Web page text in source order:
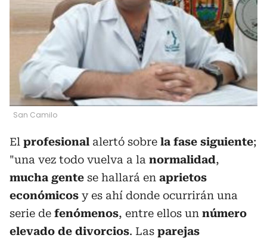
San Camilo
El profesional alertó sobre la fase siguiente;
"una vez todo vuelva a la normalidad,
mucha gente se hallará en aprietos
económicos y es ahí donde ocurrirán una
serie de fenómenos, entre ellos un número
elevado de divorcios. Las parejas